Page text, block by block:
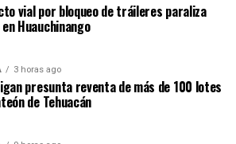
vial por bloqueo de tráileres paraliza
Huauchinango
3 horas ago
presunta reventa de más de 100 lotes
de Tehuacán